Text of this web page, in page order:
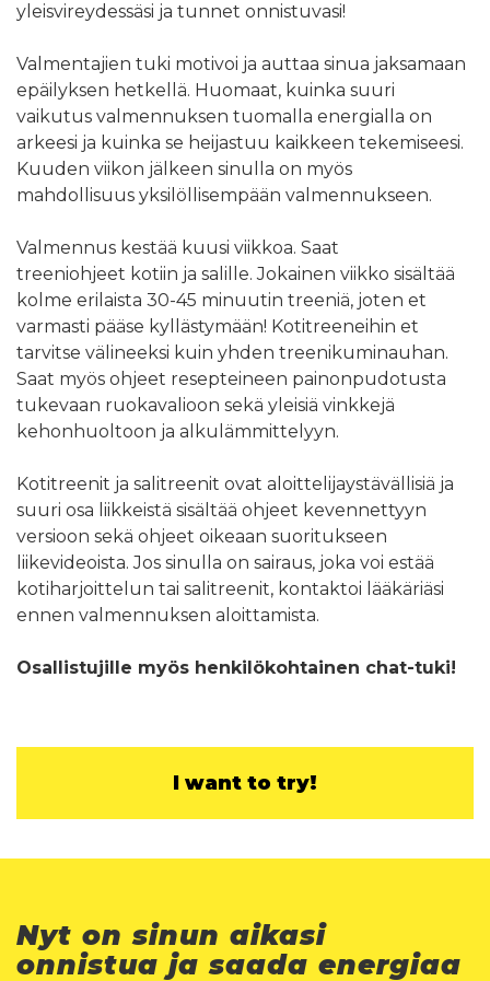
yleisvireydessäsi ja tunnet onnistuvasi!
Valmentajien tuki motivoi ja auttaa sinua jaksamaan
epäilyksen hetkellä. Huomaat, kuinka suuri
vaikutus valmennuksen tuomalla energialla on
arkeesi ja kuinka se heijastuu kaikkeen tekemiseesi.
Kuuden viikon jälkeen sinulla on myös
mahdollisuus yksilöllisempään valmennukseen.
Valmennus kestää kuusi viikkoa. Saat
treeniohjeet kotiin ja salille. Jokainen viikko sisältää
kolme erilaista 30-45 minuutin treeniä, joten et
varmasti pääse kyllästymään! Kotitreeneihin et
tarvitse välineeksi kuin yhden treenikuminauhan.
Saat myös ohjeet resepteineen painonpudotusta
tukevaan ruokavalioon sekä yleisiä vinkkejä
kehonhuoltoon ja alkulämmittelyyn.
Kotitreenit ja salitreenit ovat aloittelijaystävällisiä ja
suuri osa liikkeistä sisältää ohjeet kevennettyyn
versioon sekä ohjeet oikeaan suoritukseen
liikevideoista. Jos sinulla on sairaus, joka voi estää
kotiharjoittelun tai salitreenit, kontaktoi lääkäriäsi
ennen valmennuksen aloittamista.
Osallistujille myös henkilökohtainen chat-tuki!
I want to try!
Nyt on sinun aikasi
onnistua ja saada energiaa